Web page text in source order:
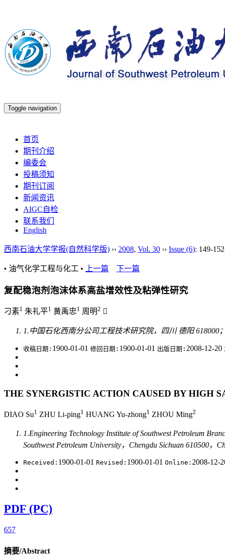
Toggle navigation
首页
期刊介绍
编委会
投稿须知
期刊订阅
新闻资讯
AIGC自检
联系我们
English
西南石油大学学报(自然科学版) ›› 2008, Vol. 30 ›› Issue (6): 149-
• 油气化学工程与化工 • 上一篇 下一篇
复配稳泡剂泡沫体系高盐增效性及粘弹性研究
刁素1 朱礼平1 黄禹忠1 周明2 
1.中国石化西南分公司工程技术研究院，四川 德阳
收稿日期: 1900-01-01 修回日期: 1900-01-01 出版日期: 2008-12-20
THE SYNERGISTIC ACTION CAUSED BY HIGH
DIAO Su1 ZHU Li-ping1 HUANG Yu-zhong1 ZHOU Ming2
1.Engineering Technology Institute of Southwest Petroleum
Southwest Petroleum University，Chengdu Sichuan 610500，
Received: 1900-01-01 Revised: 1900-01-01 Online: 2008-12-
PDF (PC)
657
摘要/Abstract